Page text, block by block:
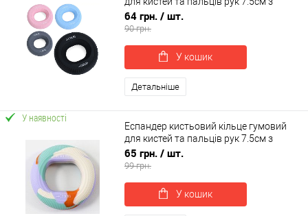
подвійним навантаженням OSPORT
(MS 4829)
64 грн. / шт.
90 грн.
У кошик
Детальніше
У наявності
Еспандер кистьовий кільце гумовий
для кистей та пальців рук 7.5см з
подвійним навантаженням 27-32кг
OSPORT (MS 4616)
65 грн. / шт.
99 грн.
У кошик